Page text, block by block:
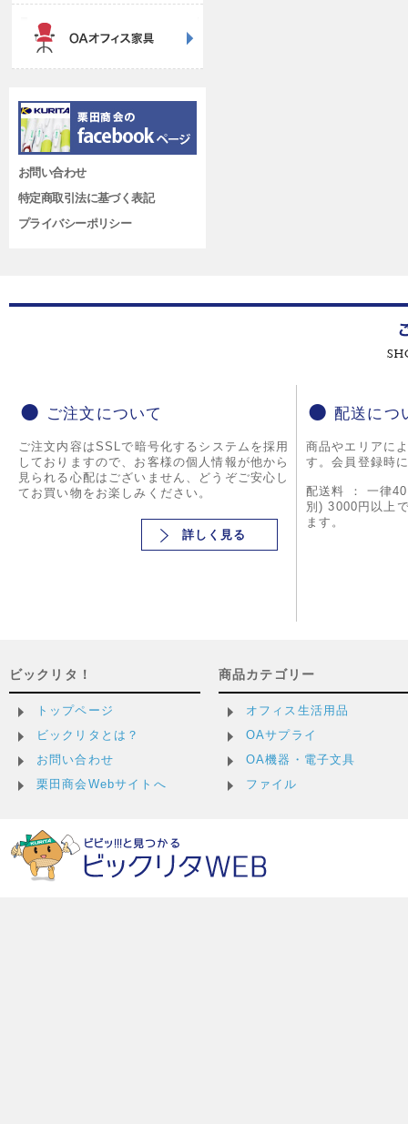
お問い合わせ
特定商取引法に基づく表記
プライバシーポリシー
ご注文について
ご注文内容はSSLで暗号化するシステムを採用
しておりますので、お客様の個人情報が他から
見られる心配はございません、どうぞご安心し
てお買い物をお楽しみください。
詳しく見る
配送につ
商品やエリアに
す。会員登録時
配送料 ： 一律
別) 3000円以上
ます。
ビックリタ！
トップページ
ビックリタとは？
お問い合わせ
栗田商会Webサイトへ
商品カテゴリー
オフィス生活用品
OAサプライ
OA機器・電子文具
ファイル